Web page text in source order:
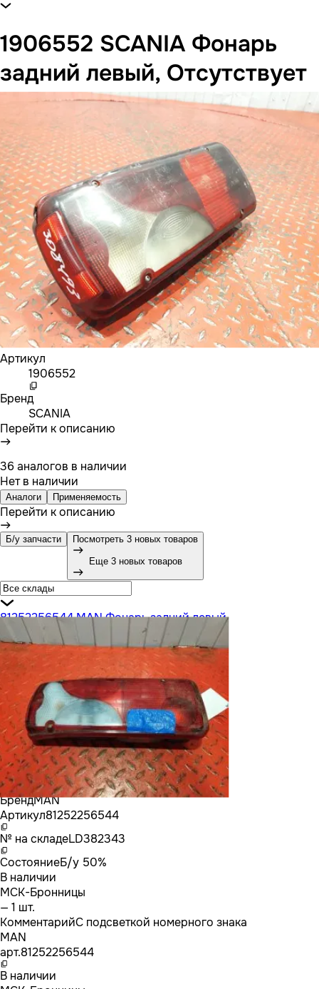
1906552 SCANIA Фонарь
задний левый, Отсутствует
Артикул
1906552
Бренд
SCANIA
Перейти к описанию
36 аналогов в наличии
Нет в наличии
Аналоги Применяемость
Перейти к описанию
Б/у запчасти Посмотреть 3 новых товаров
Еще 3 новых товаров
81252256544 MAN Фонарь задний левый
БрендMAN
Артикул81252256544
№ на складеLD382343
СостояниеБ/у 50%
В наличии
МСК-Бронницы
— 1 шт.
КомментарийС подсветкой номерного знака
MAN
арт.81252256544
В наличии